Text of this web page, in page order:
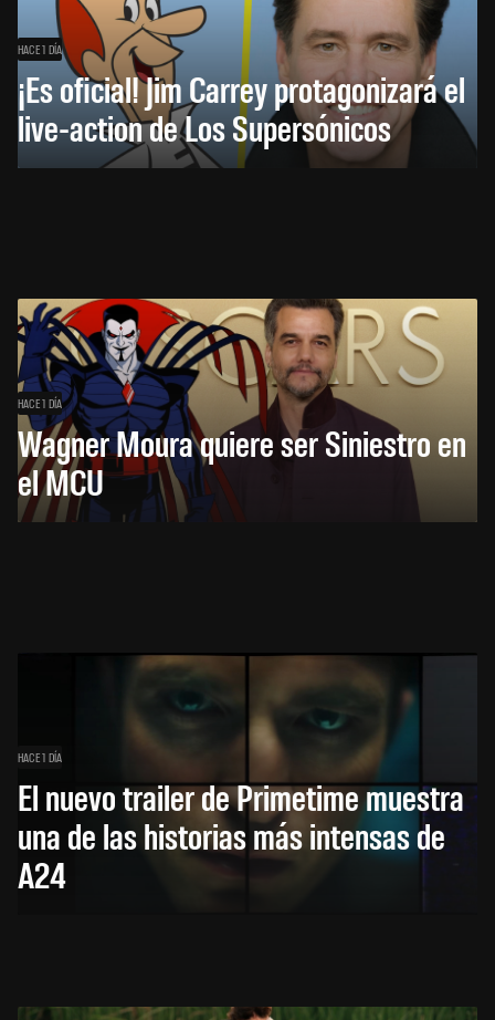
HACE 1 DÍA
¡Es oficial! Jim Carrey protagonizará el
live-action de Los Supersónicos
HACE 1 DÍA
Wagner Moura quiere ser Siniestro en
el MCU
HACE 1 DÍA
El nuevo trailer de Primetime muestra
una de las historias más intensas de
A24